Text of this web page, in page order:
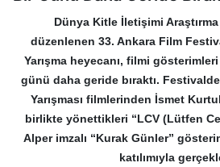
Dünya Kitle İletişimi Araştırma
düzenlenen 33. Ankara Film
Yarışma heyecanı, filmi
günü daha geride bıraktı.
Yarışması filmlerinden İsmet
birlikte yönettikleri “LCV (Lütfen
Alper imzalı “Kurak Günler”
katılımıyla